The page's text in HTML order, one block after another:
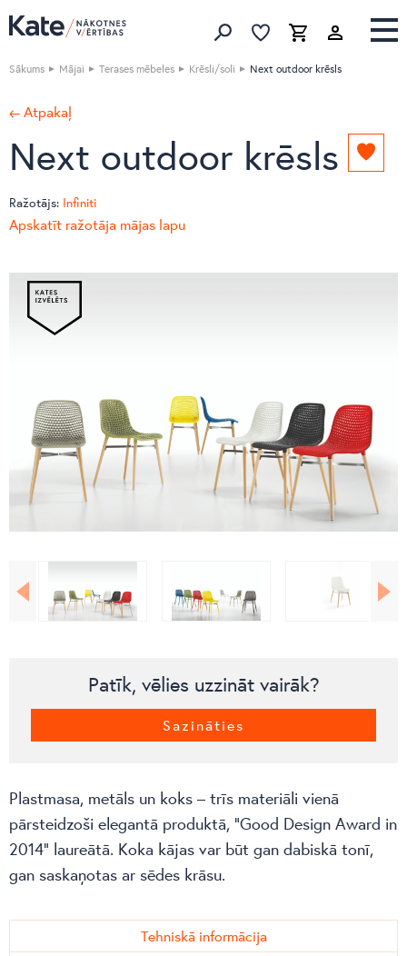
Meklēt produktus
IzlaseGrozs Izlase
Sākums Mājai Terases mēbeles Krēsli/soli Next outdoor krēsls
← Atpakaļ
Next outdoor krēsls
Ražotājs: Infiniti
Apskatīt ražotāja mājas lapu
Patīk, vēlies uzzināt vairāk?
Sazināties
Plastmasa, metāls un koks – trīs materiāli vienā
pārsteidzoši elegantā produktā, “Good Design Award in
2014“ laureātā. Koka kājas var būt gan dabiskā tonī,
gan saskaņotas ar sēdes krāsu.
Tehniskā informācija